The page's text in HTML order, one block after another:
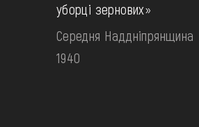
уборці зернових»
Середня Наддніпрянщина
1940